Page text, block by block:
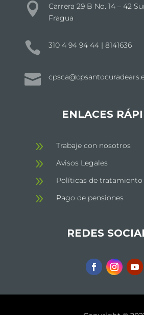

Carrera 29 B No. 14 – 42
Fragua
 310 4 94 94 44 | 8141636

ENLACES
9 Trabaje con nosotros
9 Avisos Legales
9 Políticas de tratamiento
9 Pago de pensiones
REDES